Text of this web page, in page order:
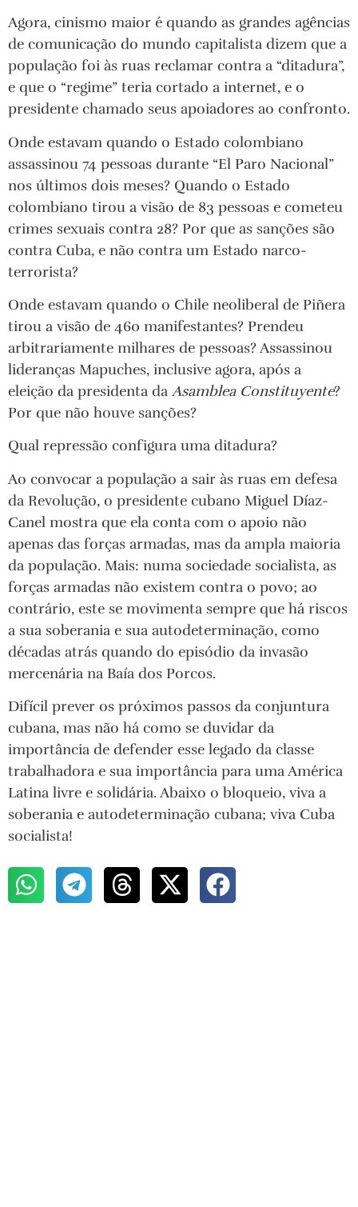
Agora, cinismo maior é quando as grandes agências
de comunicação do mundo capitalista dizem que a
população foi às ruas reclamar contra a “ditadura”,
e que o “regime” teria cortado a internet, e o
presidente chamado seus apoiadores ao confronto.
Onde estavam quando o Estado colombiano
assassinou 74 pessoas durante “El Paro Nacional”
nos últimos dois meses? Quando o Estado
colombiano tirou a visão de 83 pessoas e cometeu
crimes sexuais contra 28? Por que as sanções são
contra Cuba, e não contra um Estado narco-
terrorista?
Onde estavam quando o Chile neoliberal de Piñera
tirou a visão de 460 manifestantes? Prendeu
arbitrariamente milhares de pessoas? Assassinou
lideranças Mapuches, inclusive agora, após a
eleição da presidenta da Asamblea Constituyente?
Por que não houve sanções?
Qual repressão configura uma ditadura?
Ao convocar a população a sair às ruas em defesa
da Revolução, o presidente cubano Miguel Díaz-
Canel mostra que ela conta com o apoio não
apenas das forças armadas, mas da ampla maioria
da população. Mais: numa sociedade socialista, as
forças armadas não existem contra o povo; ao
contrário, este se movimenta sempre que há riscos
a sua soberania e sua autodeterminação, como
décadas atrás quando do episódio da invasão
mercenária na Baía dos Porcos.
Difícil prever os próximos passos da conjuntura
cubana, mas não há como se duvidar da
importância de defender esse legado da classe
trabalhadora e sua importância para uma América
Latina livre e solidária. Abaixo o bloqueio, viva a
soberania e autodeterminação cubana; viva Cuba
socialista!